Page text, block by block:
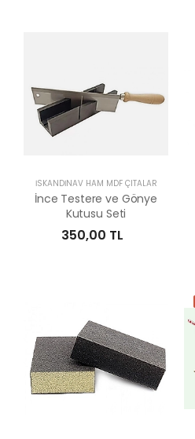
İSKANDİNAV HAM MDF ÇITALAR
İnce Testere ve Gönye
Kutusu Seti
350,00 TL